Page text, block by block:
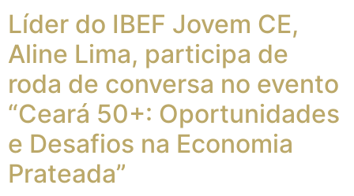
Líder do IBEF Jovem CE,
Aline Lima, participa de
roda de conversa no evento
“Ceará 50+: Oportunidades
e Desafios na Economia
Prateada”